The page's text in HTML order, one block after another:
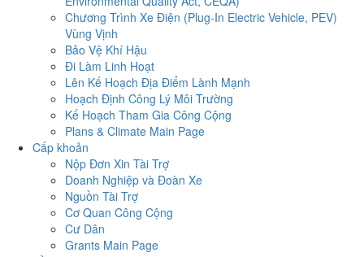
Chương Trình Xe Điện (Plug-In Electric Vehicle, PEV)
Vùng Vịnh
Bảo Vệ Khí Hậu
Đi Làm Linh Hoạt
Lên Kế Hoạch Địa Điểm Lành Mạnh
Hoạch Định Công Lý Môi Trường
Kế Hoạch Tham Gia Công Cộng
Plans & Climate Main Page
Cấp khoản
Nộp Đơn Xin Tài Trợ
Doanh Nghiệp và Đoàn Xe
Nguồn Tài Trợ
Cơ Quan Công Cộng
Cư Dân
Grants Main Page